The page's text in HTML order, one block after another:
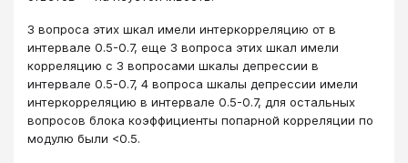
3 вопроса этих шкал имели интеркорреляцию от в
интервале 0.5-0.7, еще 3 вопроса этих шкал имели
корреляцию с 3 вопросами шкалы депрессии в
интервале 0.5-0.7, 4 вопроса шкалы депрессии имели
интеркорреляцию в интервале 0.5-0.7, для остальных
вопросов блока коэффициенты попарной корреляции по
модулю были <0.5.